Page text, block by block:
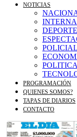
NOTICIAS
POLITICA
PROGRAMACIÓN
QUIENES SOMOS?
TAPAS DE DIARIOS
CONTACTO